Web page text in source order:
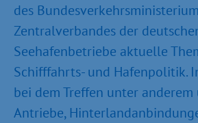
des
Zentralverbandes der
Seehafenbetriebe aktuelle
Schifffahrts- und Hafenpolitik.
bei dem Treffen unter
Antriebe,